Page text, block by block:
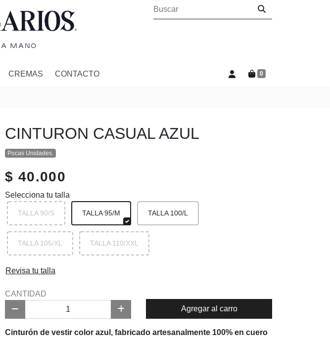
CREMAS CONTACTO 0
CINTURON CASUAL AZUL
Pocas Unidades.
$ 40.000
Selecciona tu talla
TALLA 90/S TALLA 95/M TALLA 100/L
TALLA 105/XL TALLA 110/XXL
Revisa tu talla
CANTIDAD
Agregar al carro
Cinturón de vestir color azul, fabricado artesanalmente 100% en cuero